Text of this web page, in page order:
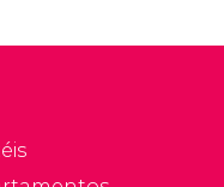
mercado com mais